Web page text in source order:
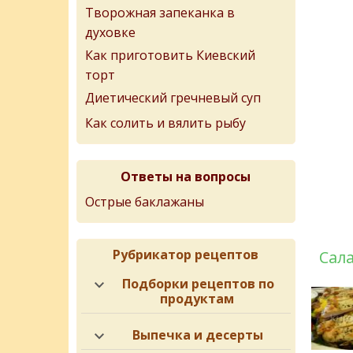
Творожная запеканка в
духовке
Как приготовить Киевский
торт
Диетический гречневый суп
Как солить и вялить рыбу
Ответы на вопросы
Острые баклажаны
Рубрикатор рецептов
Подборки рецептов по
продуктам
Выпечка и десерты